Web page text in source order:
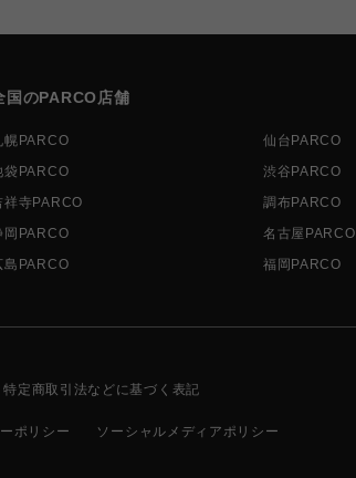
国のPARCO店舗
幌PARCO 仙台PARCO
袋PARCO
渋谷PARCO
祥寺PARCO
調布PARCO
岡PARCO
名古屋PARCO
島PARCO
福岡PARCO
特定商取引法などに基づく表記
ポリシー ソーシャルメディアポリシー